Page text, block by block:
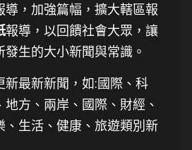
導，加強篇幅，擴大轄區報
報導，以回饋社會大眾，讓
生的大小新聞與常識。
新最新新聞 ，如:國際、科
方、兩岸、國際、財經、
、生活、健康、旅遊類別新